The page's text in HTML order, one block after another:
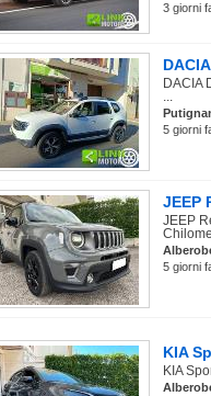
3 giorni
DACIA
...
5 giorni
JEEP
JEEP
5 giorni
KIA
KIA